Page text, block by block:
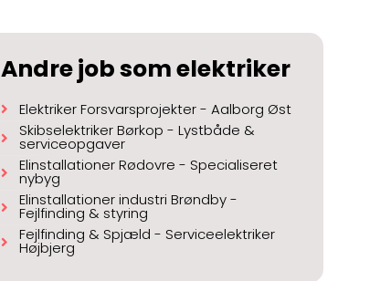
Andre job som elektriker
Elektriker Forsvarsprojekter - Aalborg Øst
Skibselektriker Børkop - Lystbåde &
serviceopgaver
Elinstallationer Rødovre - Specialiseret
nybyg
Elinstallationer industri Brøndby -
Fejlfinding & styring
Fejlfinding & Spjæld - Serviceelektriker
Højbjerg